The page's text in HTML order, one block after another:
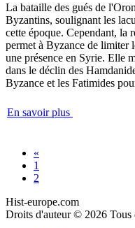
La bataille des gués de
Byzantins, soulignant les
cette époque. Cependant, la
permet à Byzance de limiter
une présence en Syrie. Elle
dans le déclin des
Byzance et les Fatimides
En savoir plus
«
1
2
Hist-europe.com
Droits d'auteur © 2026 Tous